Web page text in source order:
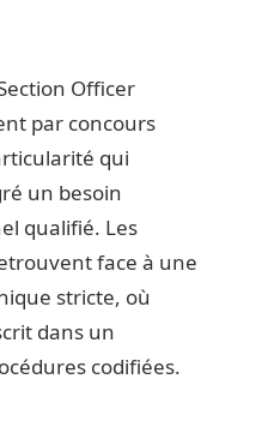
Officer
par concours
qui
un besoin
qualifié. Les
face à une
stricte, où
dans un
codifiées.